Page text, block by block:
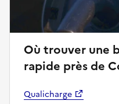
Où trouver une
rapide près de
Qualicharge